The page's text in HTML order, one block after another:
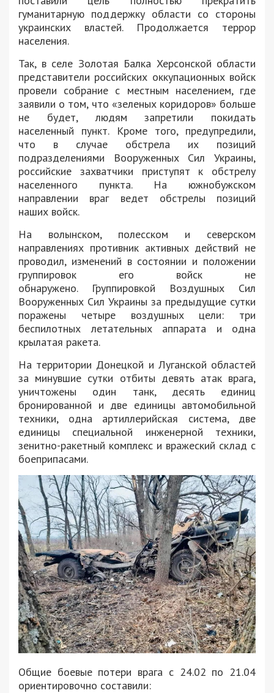
гуманитарную поддержку области со стороны
украинских властей. Продолжается террор
населения.
Так, в селе Золотая Балка Херсонской области
представители российских оккупационных войск
провели собрание с местным населением, где
заявили о том, что «зеленых коридоров» больше
не будет, людям запретили покидать
населенный пункт. Кроме того, предупредили,
что в случае обстрела их позиций
подразделениями Вооруженных Сил Украины,
российские захватчики приступят к обстрелу
населенного пункта. На южнобужском
направлении враг ведет обстрелы позиций
наших войск.
На волынском, полесском и северском
направлениях противник активных действий не
проводил, изменений в состоянии и положении
группировок его войск не
обнаружено. Группировкой Воздушных Сил
Вооруженных Сил Украины за предыдущие сутки
поражены четыре воздушных цели: три
беспилотных летательных аппарата и одна
крылатая ракета.
На территории Донецкой и Луганской областей
за минувшие сутки отбиты девять атак врага,
уничтожены один танк, десять единиц
бронированной и две единицы автомобильной
техники, одна артиллерийская система, две
единицы специальной инженерной техники,
зенитно-ракетный комплекс и вражеский склад с
боеприпасами.
Общие боевые потери врага с 24.02 по 21.04
ориентировочно составили: